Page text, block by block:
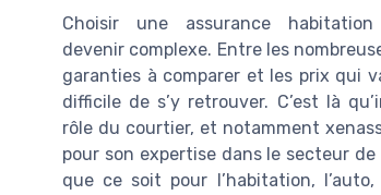
Choisir une assurance
devenir complexe. Entre les
garanties à comparer et les prix qui
difficile de s’y retrouver. C’est là
rôle du courtier, et notamment
pour son expertise dans le secteur de
que ce soit pour l’habitation,